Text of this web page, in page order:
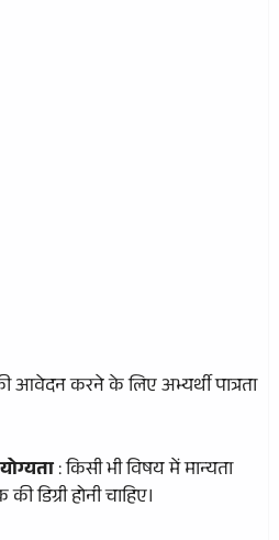
आवेदन करने के लिए अभ्यर्थी पात्रता
: किसी भी विषय में मान्यता
डिग्री होनी चाहिए।